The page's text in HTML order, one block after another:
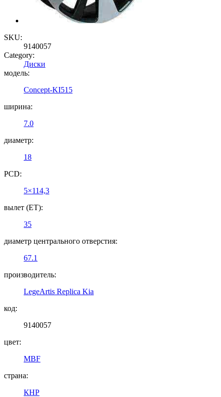
SKU:
9140057
Category:
Диски
модель:
Concept-KI515
ширина:
7.0
диаметр:
18
PCD:
5×114,3
вылет (ET):
35
диаметр центрального отверстия:
67.1
производитель:
LegeArtis Replica Kia
код:
9140057
цвет:
MBF
страна:
КНР